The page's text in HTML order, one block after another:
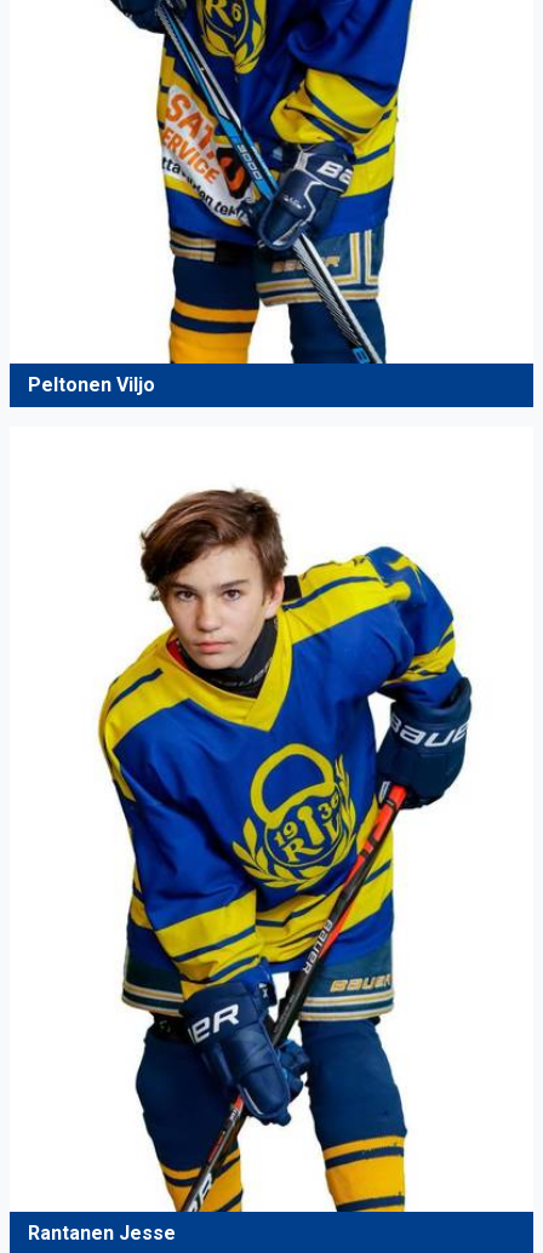
Peltonen Viljo
Rantanen Jesse